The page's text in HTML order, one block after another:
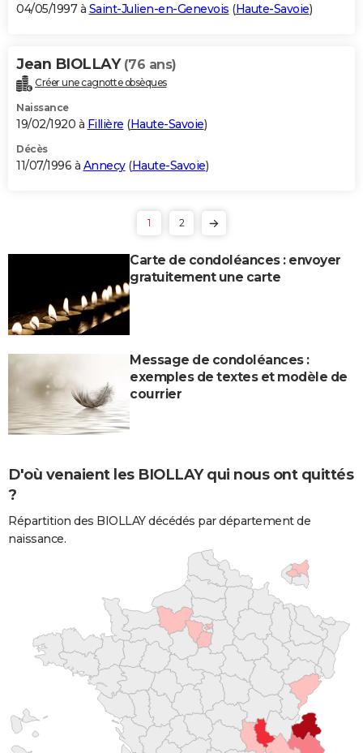
04/05/1997 à Saint-Julien-en-Genevois (Haute-Savoie)
Jean BIOLLAY (76 ans)
Créer une cagnotte obsèques
Naissance
19/02/1920 à Fillière (Haute-Savoie)
Décès
11/07/1996 à Annecy(Haute-Savoie)
1 2
Carte de condoléances : envoyer
gratuitement une carte
Message de condoléances :
exemples de textes et modèle de
courrier
D'où venaient les BIOLLAY qui nous ont quittés
?
Répartition des BIOLLAY décédés par département de
naissance.